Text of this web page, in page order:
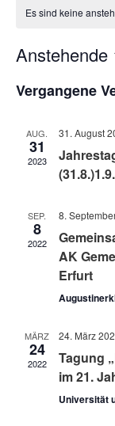
Es sind keine
Anstehende
wählen.
Vergangene
AUG.
31
2023
31. August
SEP.
8
2022
8.
AK
Erfurt
MÄRZ
24
2022
24. März
Tagung
im 21.
Universität